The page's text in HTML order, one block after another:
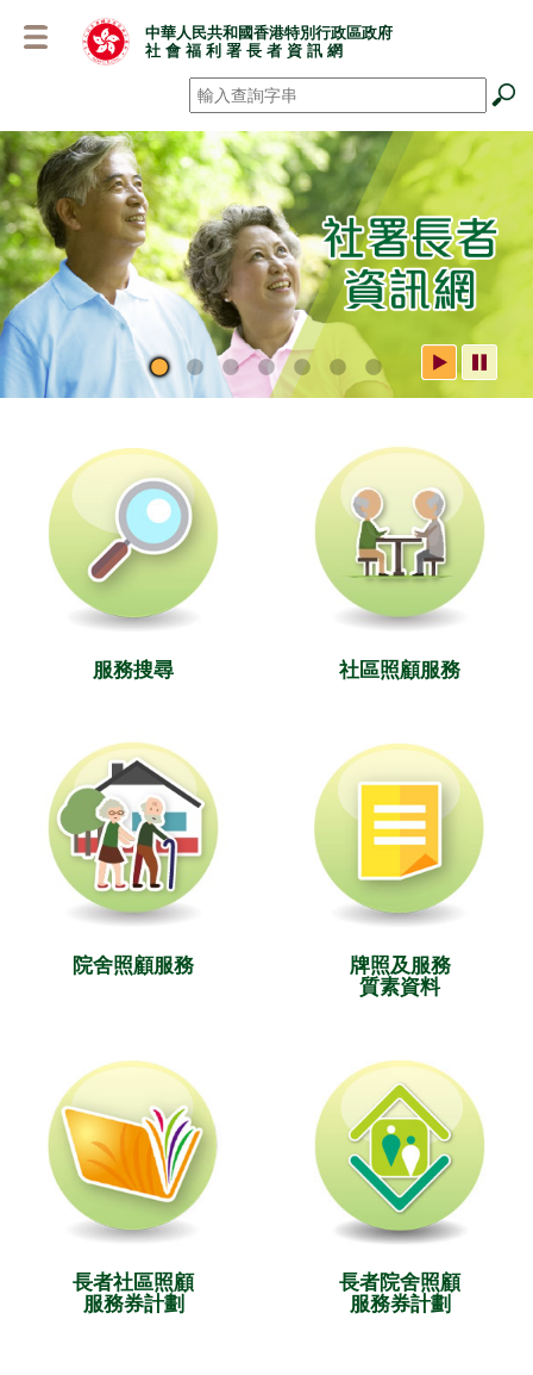
容
中華人民共和國香港特別行政區政府
社 會 福 利 署 長 者 資 訊 網
搜尋 *
社署長者資訊網
服務搜尋 社區照顧服務
院舍照顧服務
牌照及服務
質素資料
長者社區照顧
服務券計劃
長者院舍照顧
服務券計劃